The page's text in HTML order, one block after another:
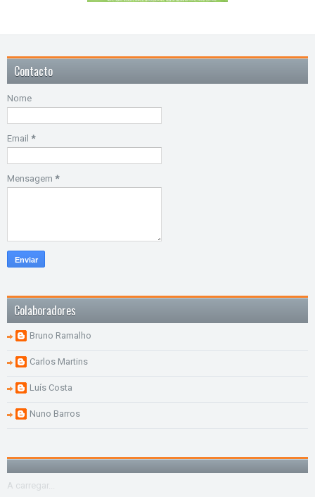
Contacto
Nome
Email *
Mensagem *
Colaboradores
Bruno Ramalho
Carlos Martins
Luís Costa
Nuno Barros
A carregar...